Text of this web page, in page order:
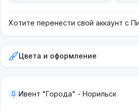
Хотите перенести свой аккаунт с
Цвета и оформление
Ивент "Города" - Норильск